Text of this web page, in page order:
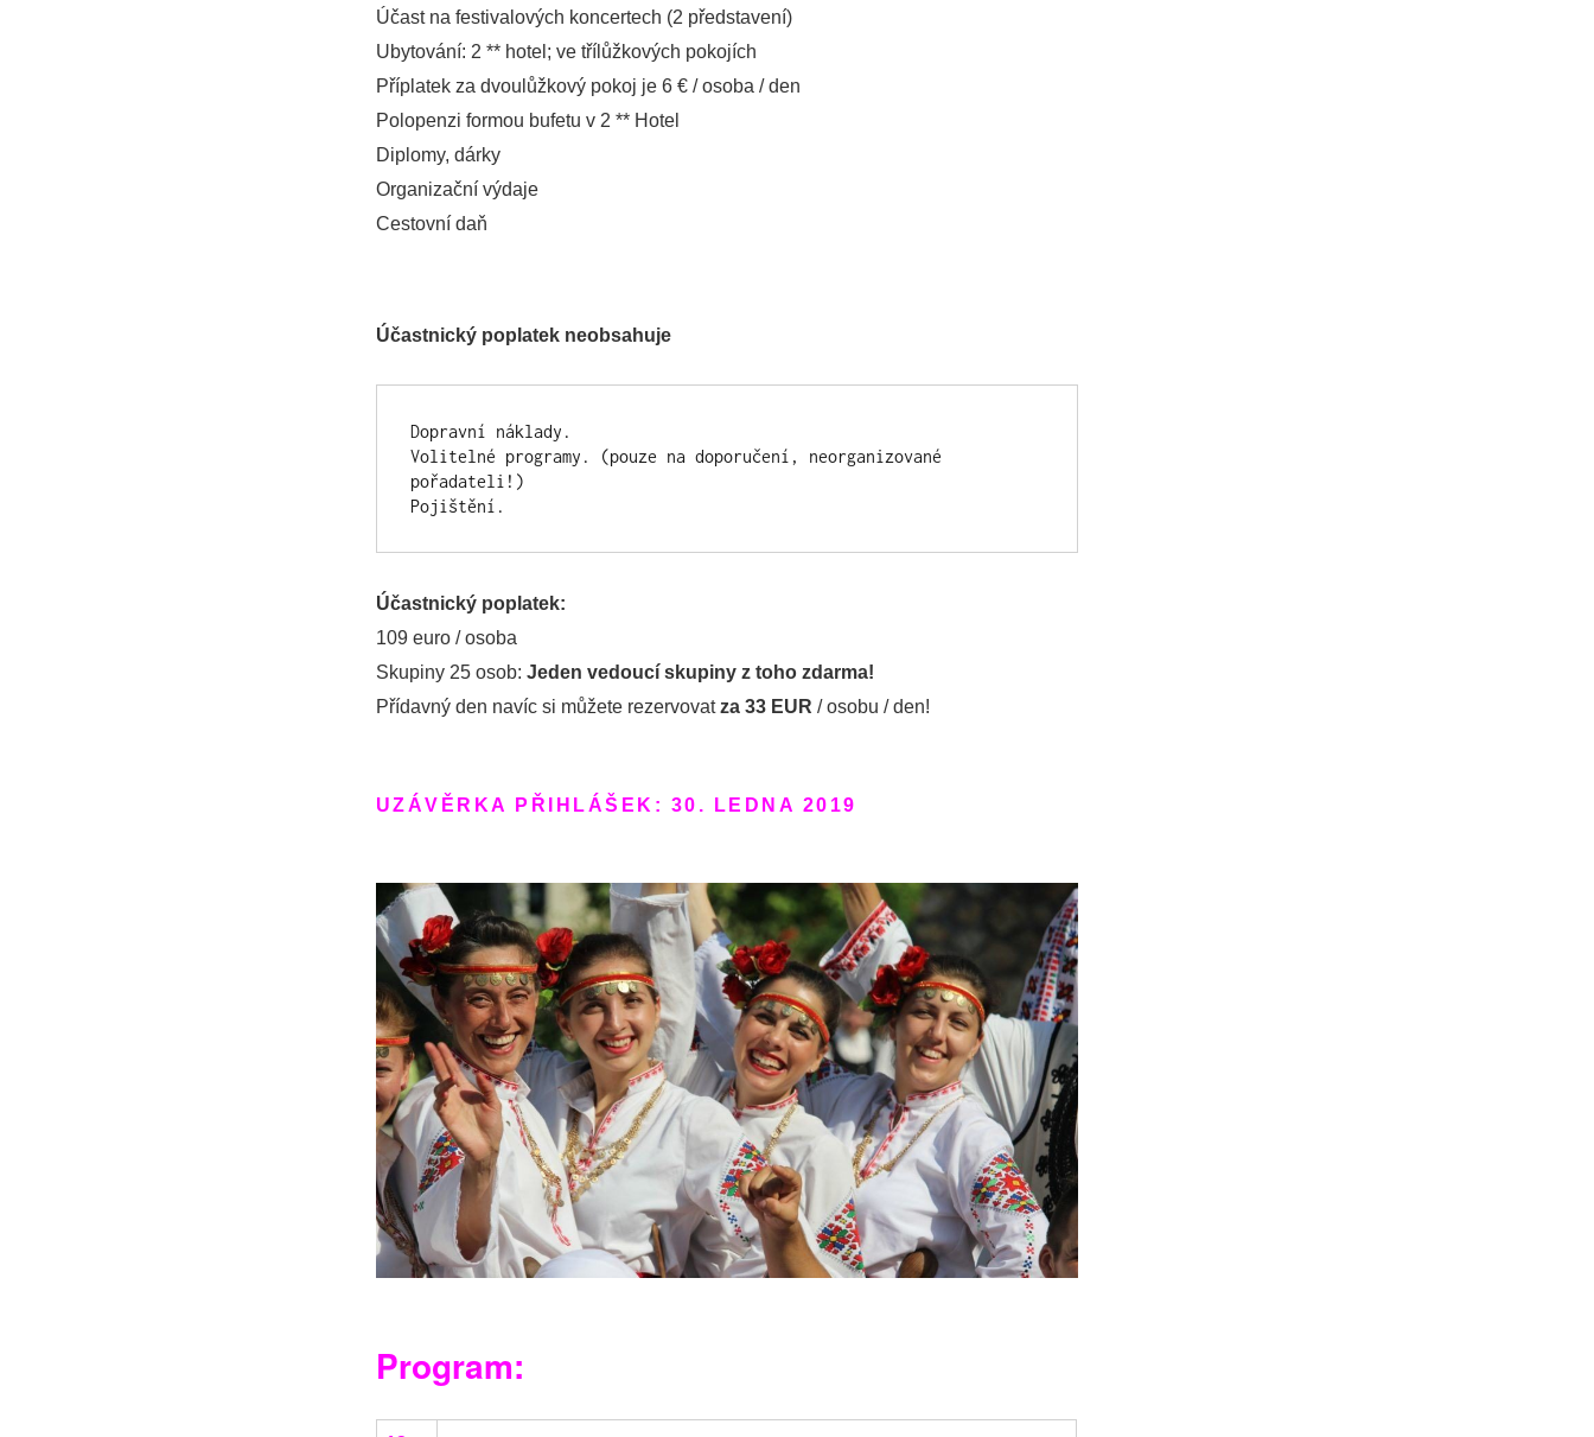
Účast na festivalových koncertech (2 představení)
Ubytování: 2 ** hotel; ve třílůžkových pokojích
Příplatek za dvoulůžkový pokoj je 6 € / osoba / den
Polopenzi formou bufetu v 2 ** Hotel
Diplomy, dárky
Organizační výdaje
Cestovní daň
Účastnický poplatek neobsahuje
Dopravní náklady.
Volitelné programy. (pouze na doporučení, neorganizované
pořadateli!)
Pojištění.
Účastnický poplatek:
109 euro / osoba
Skupiny 25 osob: Jeden vedoucí skupiny z toho zdarma!
Přídavný den navíc si můžete rezervovatza 33 EUR / osobu / den!
UZÁVĚRKA PŘIHLÁŠEK: 30. LEDNA 2019
Program: